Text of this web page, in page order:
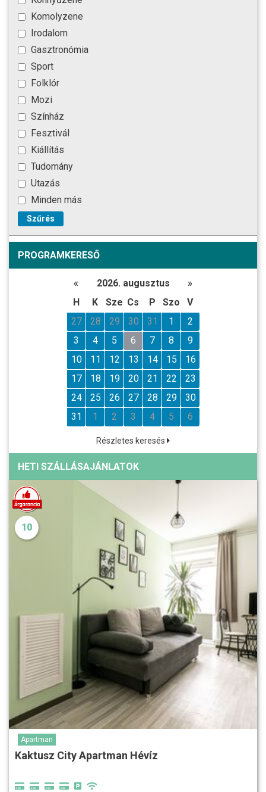
Komolyzene
Irodalom
Gasztronómia
Sport
Folklór
Mozi
Színház
Fesztivál
Kiállítás
Tudomány
Utazás
Minden más
Szűrés
PROGRAMKERESŐ
« 2026. augusztus
»
H
K Sze Cs P Szo
V
27
28 29 30 31 1
2
3
4 5 6 7 8
9
10
11 12 13 14 15
16
17
18 19 20 21 22
23
24
25 26 27 28 29
30
31
1 2 3 4 5 6
Részletes keresés
HETI SZÁLLÁSAJÁNLATOK
10
Apartman
Kaktusz City Apartman Hévíz